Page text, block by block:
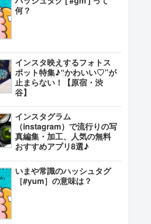
何？
インスタ映えするフォトス
ポット特集♪“かわいい♡”が
止まらない！【原宿・渋
谷】
インスタグラム
（instagram）で流行りの写
真編集・加工、人気の無料
おすすめアプリ8選♪
いまや常識のハッシュタグ
［#yum］の意味は？